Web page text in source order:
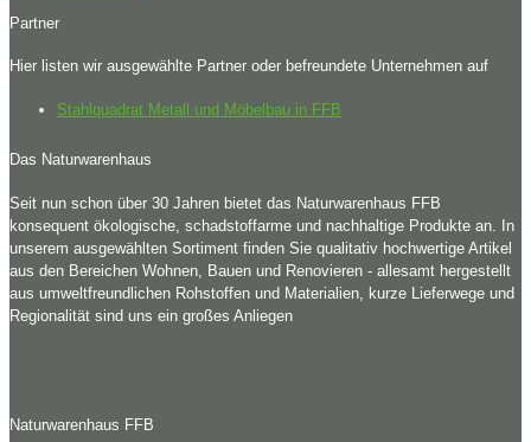
Partner
Hier listen wir ausgewählte Partner oder befreundete Unternehmen auf
Stahlquadrat Metall und Möbelbau in FFB
Das Naturwarenhaus
Seit nun schon über 30 Jahren bietet das Naturwarenhaus FFB
konsequent ökologische, schadstoffarme und nachhaltige Produkte an. In
unserem ausgewählten Sortiment finden Sie qualitativ hochwertige Artikel
aus den Bereichen Wohnen, Bauen und Renovieren - allesamt hergestellt
aus umweltfreundlichen Rohstoffen und Materialien, kurze Lieferwege und
Regionalität sind uns ein großes Anliegen
Naturwarenhaus FFB